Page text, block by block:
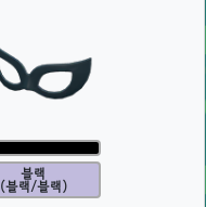
블랙
(블랙/블랙)